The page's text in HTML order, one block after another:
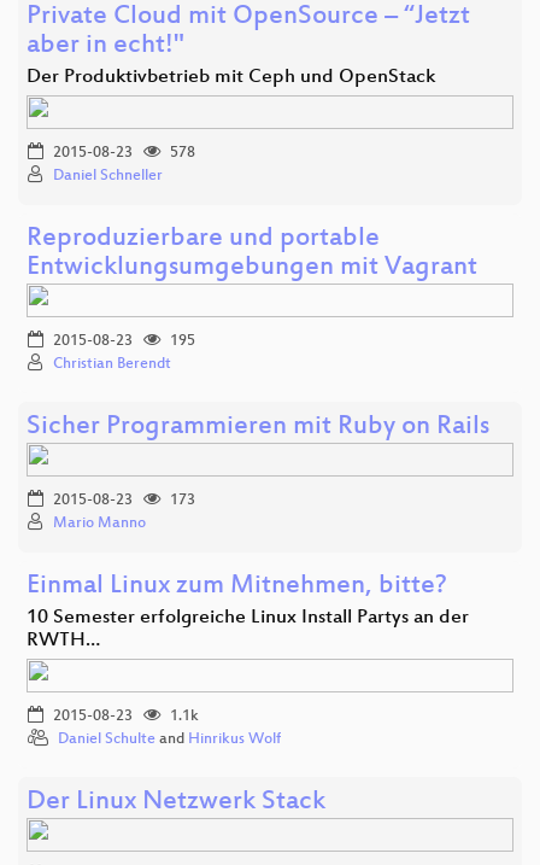
Private Cloud mit OpenSource – “Jetzt
aber in echt!"
Der Produktivbetrieb mit Ceph und OpenStack
2015-08-23
578
Daniel Schneller
Reproduzierbare und portable
Entwicklungsumgebungen mit Vagrant
2015-08-23
195
Christian Berendt
Sicher Programmieren mit Ruby on Rails
2015-08-23
173
Mario Manno
Einmal Linux zum Mitnehmen, bitte?
10 Semester erfolgreiche Linux Install Partys an der
RWTH…
2015-08-23
1.1k
Daniel Schulte and Hinrikus Wolf
Der Linux Netzwerk Stack